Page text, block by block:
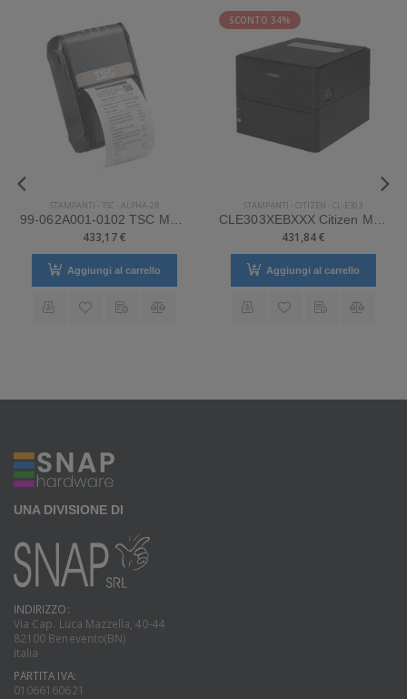
STAMPANTI - TSC - ALPHA-2R
99-062A001-0102 TSC Mod. Alpha-2R. Stampante di etichette.
433,17 €
Aggiungi al carrello
SCONTO 34%
STAMPANTI - CITIZEN - CL-E303
CLE303XEBXXX Citizen Mod. CL-E303. Stampante di etichette.
431,84 €
Aggiungi al carrello
UNA DIVISIONE DI
INDIRIZZO:
Via Cap. Luca Mazzella, 40-44
82100 Benevento(BN)
Italia
PARTITA IVA:
01066160621